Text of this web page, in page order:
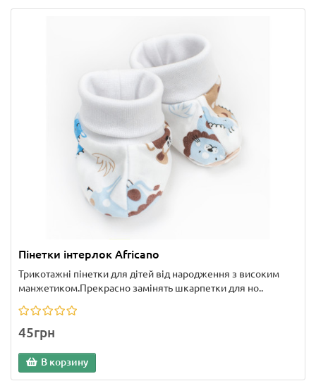
Пінетки інтерлок Africano
Трикотажні пінетки для дітей від народження з високим
манжетиком.Прекрасно замінять шкарпетки для но..
45грн
В корзину